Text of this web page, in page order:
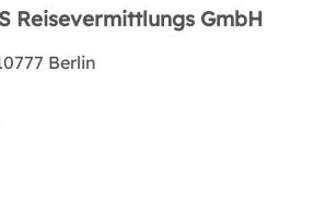
Reisevermittlungs GmbH
Berlin